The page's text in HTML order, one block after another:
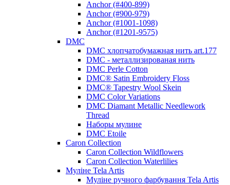
Anchor (#400-899)
Anchor (#900-979)
Anchor (#1001-1098)
Anchor (#1201-9575)
DMC
DMC хлопчатобумажная нить art.177
DMC - металлизированая нить
DMC Perle Cotton
DMC® Satin Embroidery Floss
DMC® Tapestry Wool Skein
DMC Color Variations
DMC Diamant Metallic Needlework
Thread
Наборы мулине
DMC Etoile
Caron Collection
Caron Collection Wildflowers
Caron Collection Waterlilies
Муліне Tela Artis
Муліне ручного фарбування Tela Artis